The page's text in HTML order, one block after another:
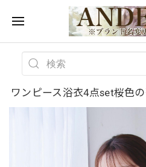
ワンピース浴衣4点set桜色